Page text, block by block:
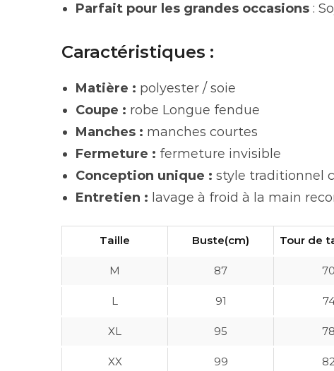
Parfait pour les grandes occasions :
Caractéristiques :
Matière : polyester / soie
Coupe : robe Longue fendue
Manches : manches courtes
Fermeture : fermeture invisible
Conception unique : style traditionnel
Entretien : lavage à froid à la main
Taille Buste(cm) Tour de
M 87 70
L 91
XL 95 78
XX 99 82